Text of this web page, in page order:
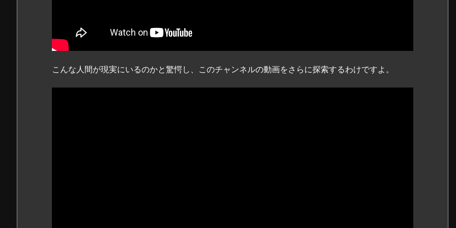
こんな人間が現実にいるのかと驚愕し、このチャンネルの動画をさらに探索するわけですよ。